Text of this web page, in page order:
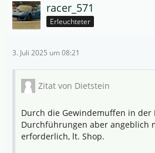
racer_571
Erleuchteter
3. Juli 2025 um 08:21
Zitat von Dietstein
Durch die Gewindemuffen in der
Durchführungen aber angeblich
erforderlich, lt. Shop.